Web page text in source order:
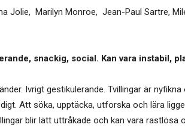
Jolie, Marilyn Monroe, Jean-Paul Sartre,
snackig, social. Kan vara instabil,
Ivrigt gestikulerande. Tvillingar är
Att söka, upptäcka, utforska och lära
blir lätt uttråkade och kan vara rastlösa